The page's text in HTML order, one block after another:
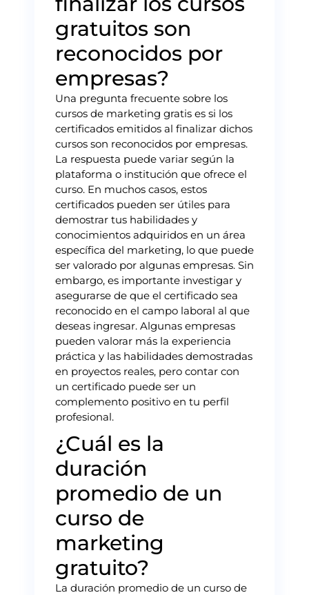
gratuitos son
reconocidos por
empresas?
Una pregunta frecuente sobre los
cursos de marketing gratis es si los
certificados emitidos al finalizar dichos
cursos son reconocidos por empresas.
La respuesta puede variar según la
plataforma o institución que ofrece el
curso. En muchos casos, estos
certificados pueden ser útiles para
demostrar tus habilidades y
conocimientos adquiridos en un área
específica del marketing, lo que puede
ser valorado por algunas empresas. Sin
embargo, es importante investigar y
asegurarse de que el certificado sea
reconocido en el campo laboral al que
deseas ingresar. Algunas empresas
pueden valorar más la experiencia
práctica y las habilidades demostradas
en proyectos reales, pero contar con
un certificado puede ser un
complemento positivo en tu perfil
profesional.
¿Cuál es la
duración
promedio de un
curso de
marketing
gratuito?
La duración promedio de un curso de